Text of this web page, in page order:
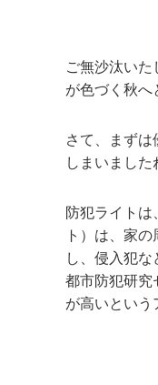
ご無沙汰い
が色づく秋へ
さて、まず
しまいまし
防犯ライト
ト）は、家
し、侵入犯
都市防犯研究
が高いという